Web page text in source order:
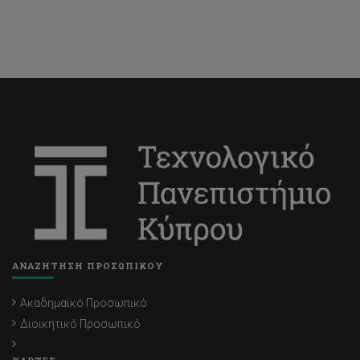
ΑΝΑΖΗΤΗΣΗ ΠΡΟΣΩΠΙΚΟΥ
Ακαδημαϊκό Προσωπικό
Διοικητικό Προσωπικό